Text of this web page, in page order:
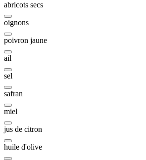
abricots secs
oignons
poivron jaune
ail
sel
safran
miel
jus de citron
huile d'olive